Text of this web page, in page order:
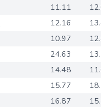
11.11
12.16
10.97
24.63
14.48
15.77
16.87